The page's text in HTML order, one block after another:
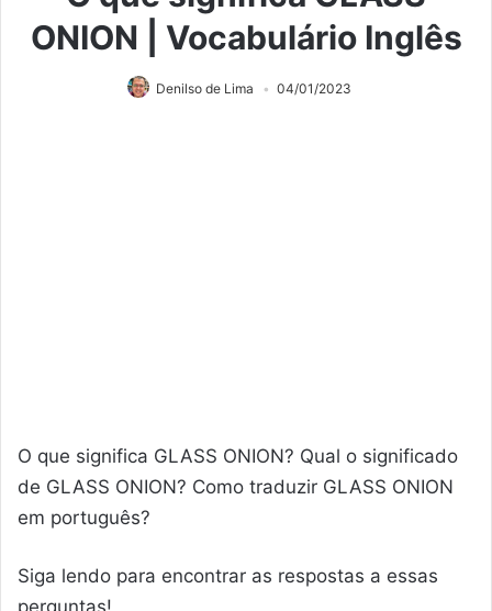
ONION | Vocabulário Inglês
Denilso de Lima 04/01/2023
O que significa GLASS ONION? Qual o significado
de GLASS ONION? Como traduzir GLASS ONION
em português?
Siga lendo para encontrar as respostas a essas
perguntas!